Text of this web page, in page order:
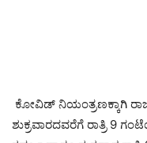
ಕೋವಿಡ್ ನಿಯಂತ್ರಣಕ್ಕಾಗಿ
ಶುಕ್ರವಾರದವರೆಗೆ ರಾತ್ರಿ 9